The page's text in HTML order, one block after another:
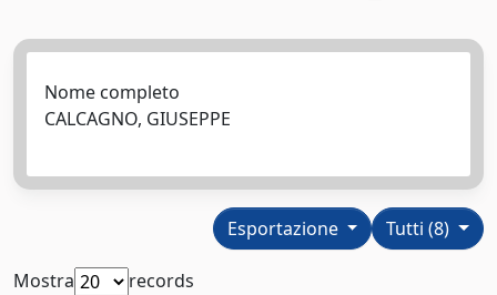
Nome completo
CALCAGNO, GIUSEPPE
Tutti (8)
Esportazione
Mostra
records